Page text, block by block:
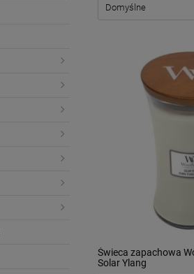
Świeca zapachowa
Solar Ylang